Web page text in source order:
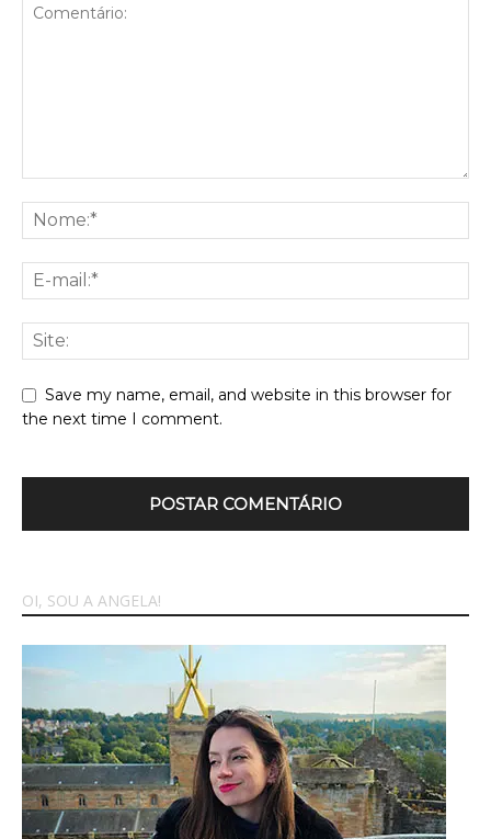
Save my name, email, and website in this browser for
the next time I comment.
OI, SOU A ANGELA!